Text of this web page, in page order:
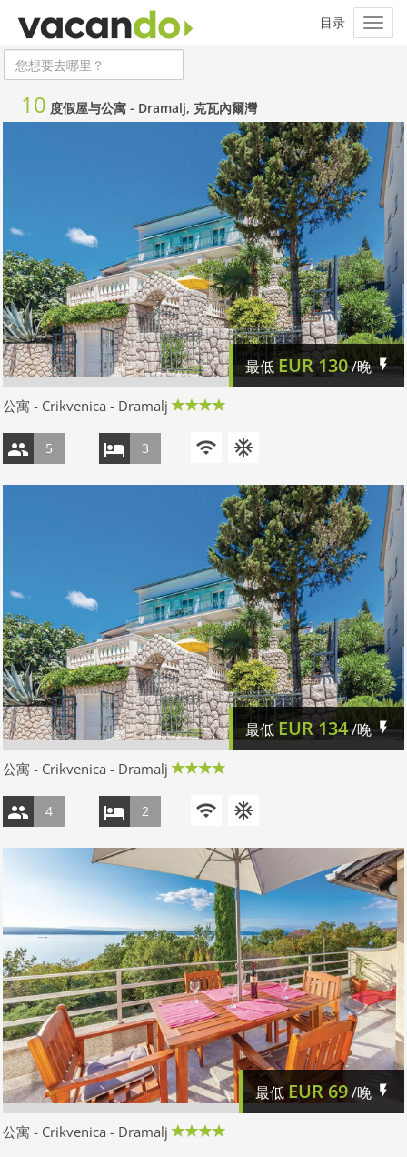
10 度假屋与公寓 - Dramalj, 克瓦內爾灣
最低EUR130/晚
公寓 - Crikvenica - Dramalj
5 3
最低EUR134/晚
公寓 - Crikvenica - Dramalj
4 2
最低 EUR69/晚
公寓 - Crikvenica - Dramalj